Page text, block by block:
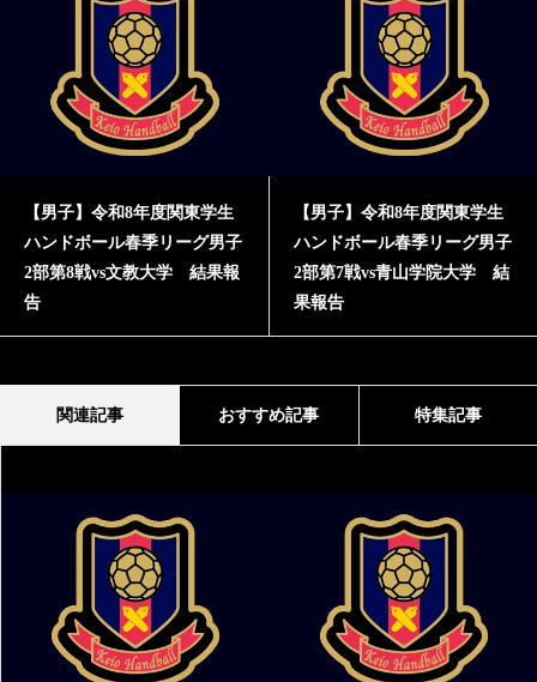
【男子】令和8年度関東学生
ハンドボール春季リーグ男子
2部第8戦vs文教大学 結果報
告
【男子】令和8年度関東学生
ハンドボール春季リーグ男子
2部第7戦vs青山学院大学 結
果報告
関連記事 おすすめ記事 特集記事